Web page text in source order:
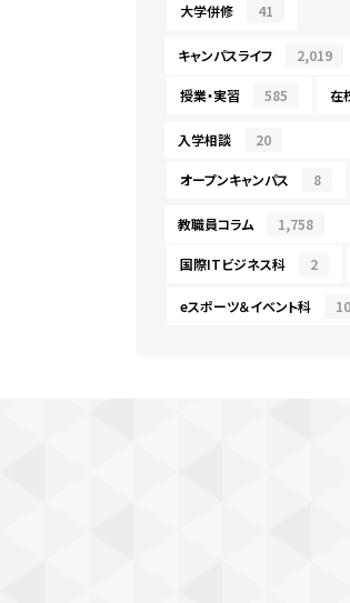
大学併修 41
キャンパスライフ 2,019
授業・実習 585 在
入学相談 20
オープンキャンパス 8
教職員コラム 1,758
国際ITビジネス科 2
eスポーツ＆イベント科